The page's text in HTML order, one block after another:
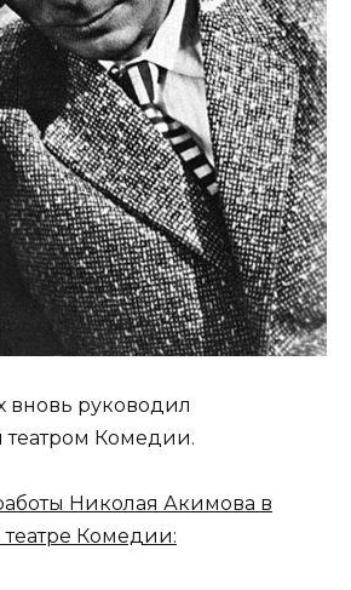
вновь руководил
Комедии.
Николая Акимова в
Комедии: